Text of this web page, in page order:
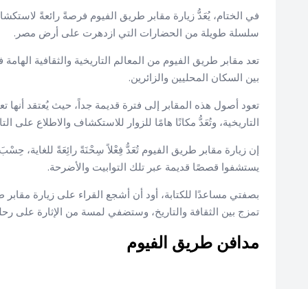
في الختام، يُعَدُّ زيارة مقابر طريق الفيوم فرصةً رائعةً
سلسلة طويلة من الحضارات التي ازدهرت على أرض مصر.
تعد مقابر طريق الفيوم من المعالم التاريخية والثقافية
بين السكان المحليين والزائرين.
تعود أصول هذه المقابر إلى فترة قديمة جداً، حيث يُعتقد أنها
التاريخية، وتُعَدُّ مكانًا هامًا للزوار للاستكشاف والاطلاع على
إن زيارة مقابر طريق الفيوم تُعَدُّ فِعْلاً سِحْنَةً رائِعَةً للغاية،
يستشفوا قصصًا قديمة عبر تلك التوابيت والأضرحة.
بصفتي مساعدًا للكتابة، أود أن أشجع القراء على زيارة مقابر
تمزج بين الثقافة والتاريخ، وستضفي لمسة من الإثارة على
مدافن طريق الفيوم